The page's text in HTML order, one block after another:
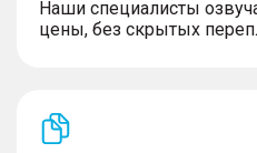
Наши специалисты
цены, без скрытых